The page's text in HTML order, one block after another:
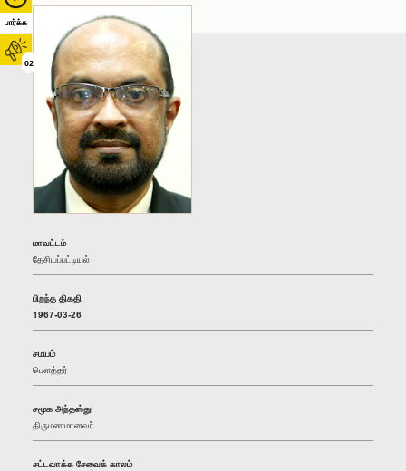
பார்க்க
02
மாவட்டம்
தேசியப்பட்டியல்
பிறந்த திகதி
1967-03-26
சமயம்
பௌத்தர்
சமூக அந்தஸ்து
திருமணமானவர்
சட்டவாக்க சேவைக் காலம்